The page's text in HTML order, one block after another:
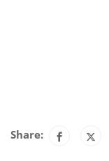
Share: